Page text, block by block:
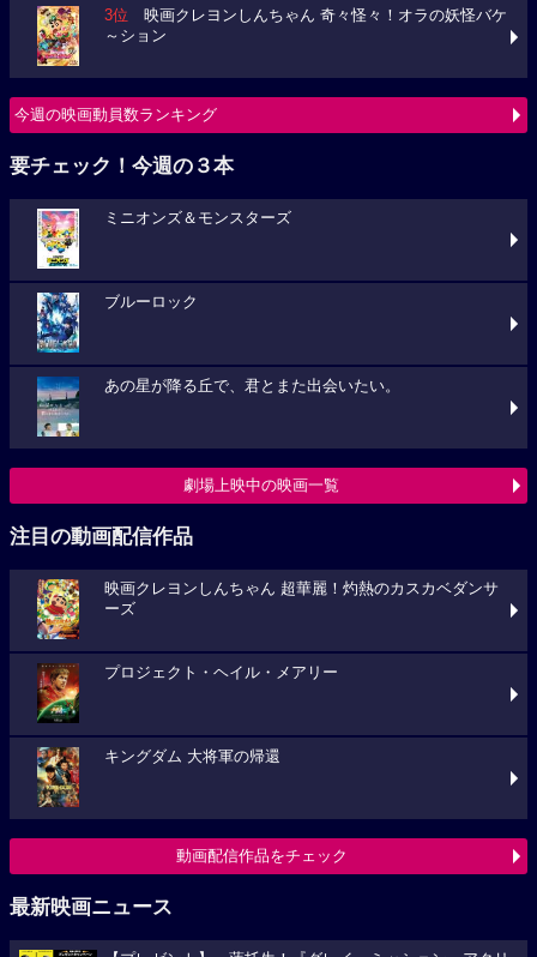
3位 映画クレヨンしんちゃん 奇々怪々！オラの妖怪バケ
～ション
今週の映画動員数ランキング
要チェック！今週の３本
ミニオンズ＆モンスターズ
ブルーロック
あの星が降る丘で、君とまた出会いたい。
劇場上映中の映画一覧
注目の動画配信作品
映画クレヨンしんちゃん 超華麗！灼熱のカスカベダンサ
ーズ
プロジェクト・ヘイル・メアリー
キングダム 大将軍の帰還
動画配信作品をチェック
最新映画ニュース